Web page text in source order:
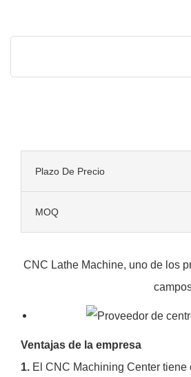
Plazo De Precio
MOQ
CNC Lathe Machine, uno de los
Ventajas de la empresa
1. El CNC Machining Center